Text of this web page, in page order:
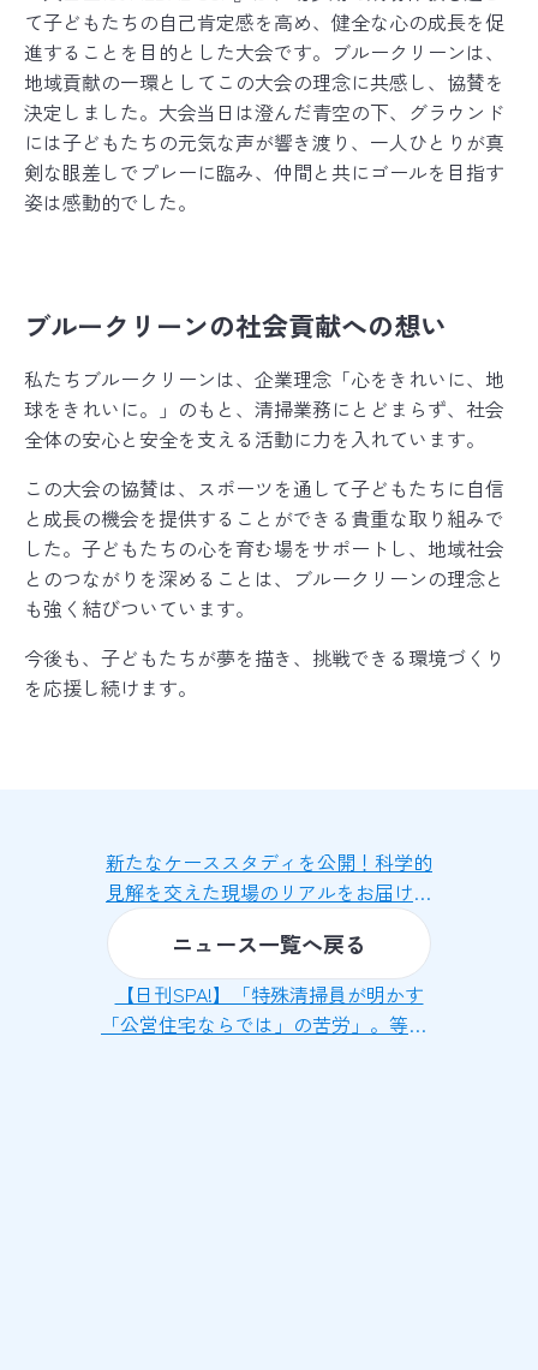
て子どもたちの自己肯定感を高め、健全な心の成長を促
進することを目的とした大会です。ブルークリーンは、
地域貢献の一環としてこの大会の理念に共感し、協賛を
決定しました。大会当日は澄んだ青空の下、グラウンド
には子どもたちの元気な声が響き渡り、一人ひとりが真
剣な眼差しでプレーに臨み、仲間と共にゴールを目指す
姿は感動的でした。
ブルークリーンの社会貢献への想い
私たちブルークリーンは、企業理念「心をきれいに、地
球をきれいに。」のもと、清掃業務にとどまらず、社会
全体の安心と安全を支える活動に力を入れています。
この大会の協賛は、スポーツを通して子どもたちに自信
と成長の機会を提供することができる貴重な取り組みで
した。子どもたちの心を育む場をサポートし、地域社会
とのつながりを深めることは、ブルークリーンの理念と
も強く結びついています。
今後も、子どもたちが夢を描き、挑戦できる環境づくり
を応援し続けます。
新たなケーススタディを公開！科学的
見解を交えた現場のリアルをお届けし
ニュース一覧へ戻る
【日刊SPA!】「特殊清掃員が明かす
「公営住宅ならでは」の苦労」。等、3